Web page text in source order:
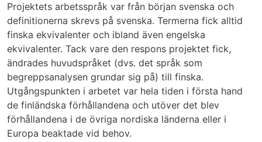
Projektets arbetsspråk var från början svenska och
definitionerna skrevs på svenska. Termerna fick alltid
finska ekvivalenter och ibland även engelska
ekvivalenter. Tack vare den respons projektet fick,
ändrades huvudspråket (dvs. det språk som
begreppsanalysen grundar sig på) till finska.
Utgångspunkten i arbetet var hela tiden i första hand
de finländska förhållandena och utöver det blev
förhållandena i de övriga nordiska länderna eller i
Europa beaktade vid behov.